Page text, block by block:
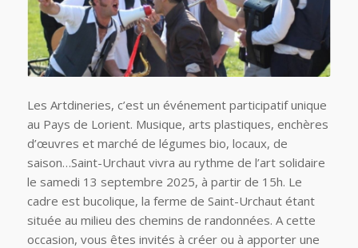
Les Artdineries, c’est un événement participatif unique
au Pays de Lorient. Musique, arts plastiques, enchères
d’œuvres et marché de légumes bio, locaux, de
saison…Saint-Urchaut vivra au rythme de l’art solidaire
le samedi 13 septembre 2025, à partir de 15h. Le
cadre est bucolique, la ferme de Saint-Urchaut étant
située au milieu des chemins de randonnées. A cette
occasion, vous êtes invités à créer ou à apporter une